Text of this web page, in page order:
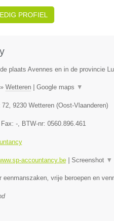
PROFIEL
plaats Avennes en in de provincie
Wetteren| Google maps ▼
72, 9230 Wetteren(Oost-Vlaanderen)
-, BTW-nr: 0560.896.461
accountancy.be| Screenshot ▼
eenmanszaken, vrije beroepen en